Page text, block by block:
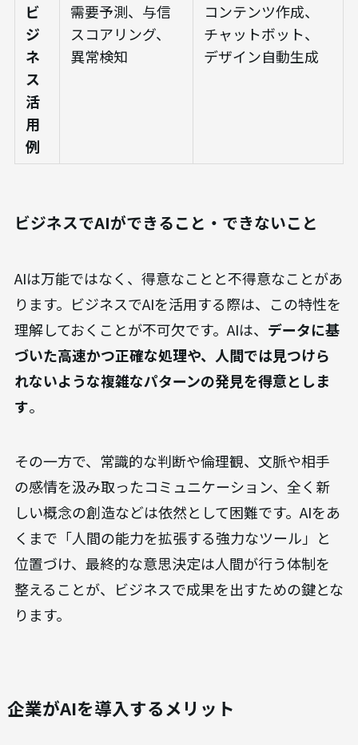
ビ
ジ
ネ
ス
活
用
例
需要予測、与信
スコアリング、
異常検知
コンテンツ作成、
チャットボット、
デザイン自動生成
ビジネスでAIができること・できないこと
AIは万能ではなく、得意なことと不得意なことがあ
ります。ビジネスでAIを活用する際は、この特性を
理解しておくことが不可欠です。AIは、 データに基
づいた高速かつ正確な処理や、人間では見つけら
れないような複雑なパターンの発見を得意としま
す。
その一方で、常識的な判断や倫理観、文脈や相手
の感情を汲み取ったコミュニケーション、全く新
しい概念の創造などは依然として困難です。AIをあ
くまで「人間の能力を拡張する強力なツール」と
位置づけ、最終的な意思決定は人間が行う体制を
整えることが、ビジネスで成果を出すための鍵とな
ります。
企業がAIを導入するメリット